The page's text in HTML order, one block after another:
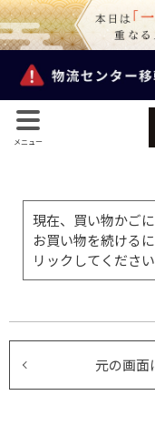
メニュー
現在、買い物かご
お買い物を続ける
リックしてください
元の画面